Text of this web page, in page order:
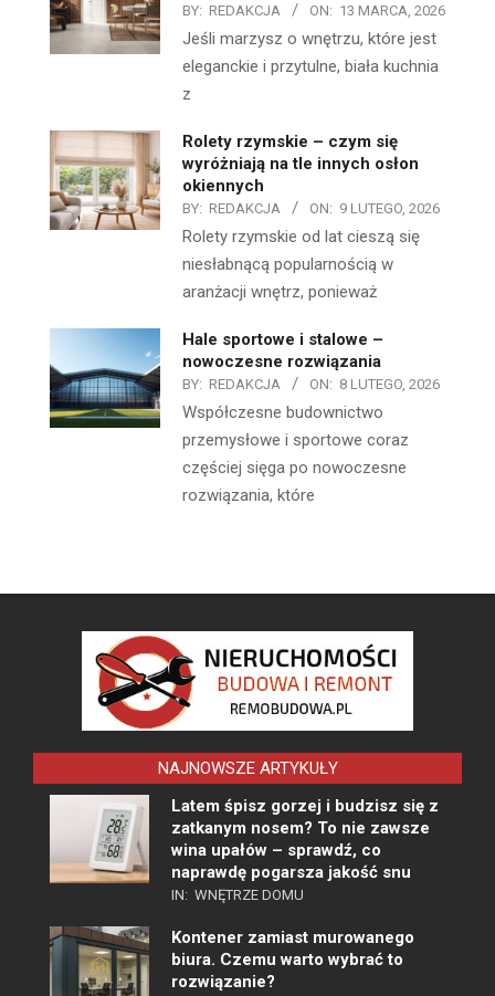
BY: REDAKCJA ON: 13 MARCA, 2026
Jeśli marzysz o wnętrzu, które jest
eleganckie i przytulne, biała kuchnia
z
Rolety rzymskie – czym się
wyróżniają na tle innych osłon
okiennych
BY: REDAKCJA ON: 9 LUTEGO, 2026
Rolety rzymskie od lat cieszą się
niesłabnącą popularnością w
aranżacji wnętrz, ponieważ
Hale sportowe i stalowe –
nowoczesne rozwiązania
BY: REDAKCJA ON: 8 LUTEGO, 2026
Współczesne budownictwo
przemysłowe i sportowe coraz
częściej sięga po nowoczesne
rozwiązania, które
NAJNOWSZE ARTYKUŁY
Latem śpisz gorzej i budzisz się z
zatkanym nosem? To nie zawsze
wina upałów – sprawdź, co
naprawdę pogarsza jakość snu
IN: WNĘTRZE DOMU
Kontener zamiast murowanego
biura. Czemu warto wybrać to
rozwiązanie?